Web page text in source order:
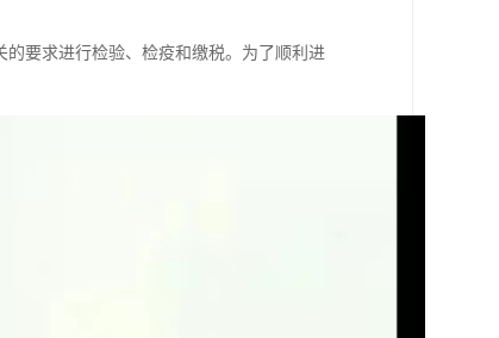
要求进行检验、检疫和缴税。为了顺利进